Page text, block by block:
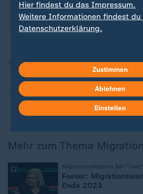
Über dieses Thema berichtete
16.02.2026 ab 08:00 Uhr.
Themen
Alexander Dobrindt Friedrich Merz
Flüchtlinge
Mehr zum Thema Migration
Migrationsdebatte bei
Faeser:
Ende 2023
Hier findest du das Impressum.
Weitere Informationen findest du
Datenschutzerklärung.
Zustimmen
Ablehnen
Einstellen